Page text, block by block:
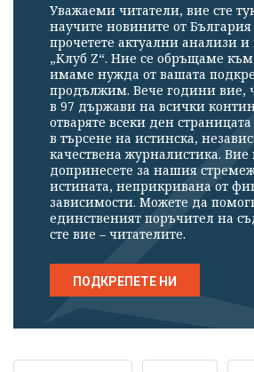
Уважаеми читатели, вие сте
научите новините от България
прочетете актуални анализи
„Клуб Z“. Ние се обръщаме към
имаме нужда от вашата
продължим. Вече години вие,
в 97 държави на всички
отваряте всеки ден
в търсене на истинска,
качествена журналистика.
допринесете за нашия
истината, неприкривана от
зависимости. Можете да
единственият поръчител на
сте вие – читателите.
ПОДКРЕПЕТЕ НИ